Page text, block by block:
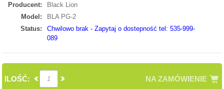
Producent:
Black Lion
Model:
BLA PG-2
Status:
Chwilowo brak - Zapytaj o dostepność tel: 535-999-
089
NA ZAMÓWIENIE
ILOŚĆ: